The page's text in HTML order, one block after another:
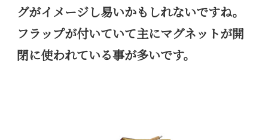
グがイメージし易いかもしれないですね。
フラップが付いていて主にマグネットが開
閉に使われている事が多いです。